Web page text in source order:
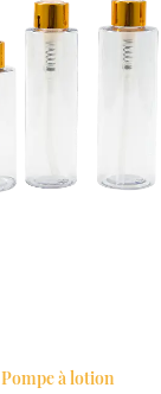
Pompe à lotion